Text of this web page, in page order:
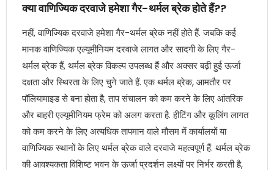
क्या वाणिज्यिक दरवाजे हमेशा गैर-थर्मल ब्रेक होते हैं??
नहीं, वाणिज्यिक दरवाजे हमेशा गैर-थर्मल ब्रेक नहीं होते हैं. जबकि कई
मानक वाणिज्यिक एल्यूमीनियम दरवाजे लागत और सादगी के लिए गैर-
थर्मल ब्रेक हैं, थर्मल ब्रेक विकल्प उपलब्ध हैं और अक्सर बढ़ी हुई ऊर्जा
दक्षता और स्थिरता के लिए चुने जाते हैं. एक थर्मल ब्रेक, आमतौर पर
पॉलियामाइड से बना होता है, ताप संचालन को कम करने के लिए आंतरिक
और बाहरी एल्यूमीनियम फ्रेम को अलग करता है. हीटिंग और कूलिंग लागत
को कम करने के लिए अत्यधिक तापमान वाले मौसम में कार्यालयों या
वाणिज्यिक स्थानों के लिए थर्मल ब्रेक वाले दरवाजे महत्वपूर्ण हैं. थर्मल ब्रेक
की आवश्यकता विशिष्ट भवन के ऊर्जा प्रदर्शन लक्ष्यों पर निर्भर करती है,